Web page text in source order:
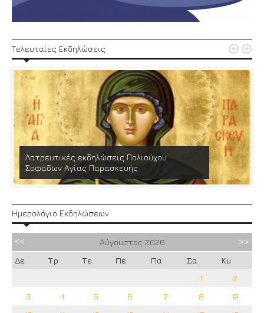
Τελευταίες Εκδηλώσεις
Λατρευτικές εκδηλώσεις Πολιούχου
Σοφάδων Αγίας Παρασκευής
 
Ημερολόγιο Εκδηλώσεων
Αύγουστος 2026
Δε
Τρ Τε Πε Πα Σα
Κυ
1
2
3
4 5 6 7 8
9